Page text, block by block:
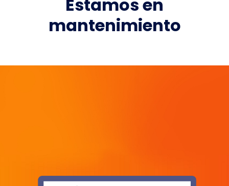
Estamos en
mantenimiento